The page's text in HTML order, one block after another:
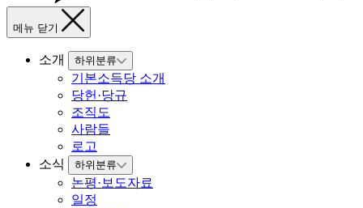
메뉴 닫기
소개 하위분류
기본소득당 소개
당헌·당규
조직도
사람들
로고
소식
하위분류
논평·보도자료
일정